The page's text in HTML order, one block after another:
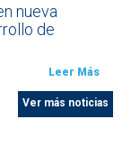
nueva
de
Leer Más
Ver más noticias